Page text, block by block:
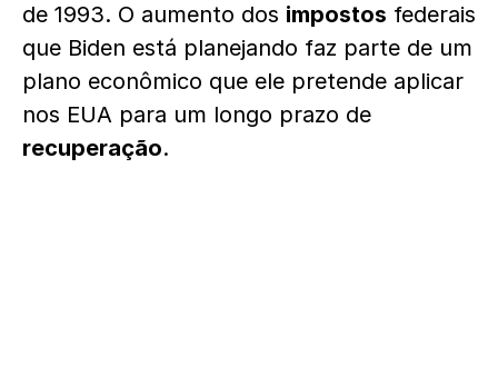
de 1993. O aumento dos impostos federais
que Biden está planejando faz parte de um
plano econômico que ele pretende aplicar
nos EUA para um longo prazo de
recuperação.